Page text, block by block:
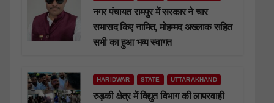
नगर पंचायत रामपुर में सरकार ने चार
सभासद किए नामित, मोहम्मद अख्लाक सहित
सभी का हुआ भव्य स्वागत
HARIDWAR STATE UTTARAKHAND
रुड़की क्षेत्र में विद्युत विभाग की लापरवाही